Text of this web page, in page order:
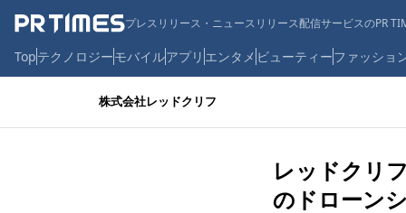
プレスリリース・ニュースリリース配信サービスのPR
Topテクノロジーモバイルアプリ エンタメ ビューティーファッショ
株式会社レッドクリフ
レッドクリ
のドローン